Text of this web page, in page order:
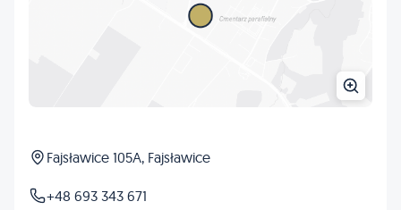
Fajsławice 105A, Fajsławice
+48 693 343 671